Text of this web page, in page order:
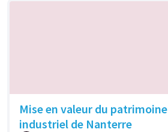
Mise en valeur du patrimoine
industriel de Nanterre